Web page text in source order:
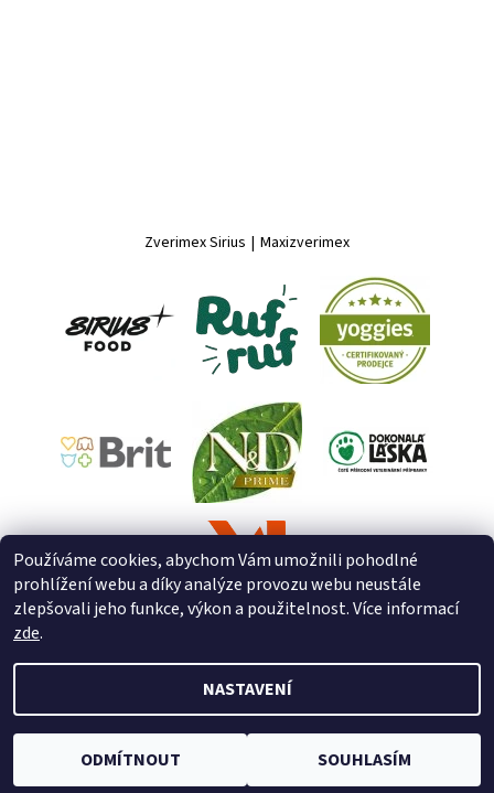
Zverimex Sirius | Maxizverimex
2026 © ZooZverimex, všechna práva vyhrazena
cookies
Používáme cookies, abychom Vám umožnili pohodlné
prohlížení webu a díky analýze provozu webu neustále
zlepšovali jeho funkce, výkon a použitelnost. Více informací
zde.
NASTAVENÍ
ODMÍTNOUT SOUHLASÍM